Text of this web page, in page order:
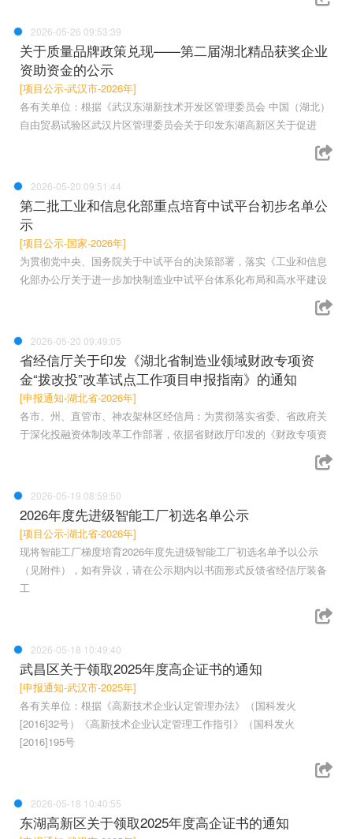
2026-05-26 09:53:39
关于质量品牌政策兑现——第二届湖北精品获奖企业
资助资金的公示
[项目公示-武汉市-2026年]
各有关单位：根据《武汉东湖新技术开发区管理委员会 中国（湖北）
自由贸易试验区武汉片区管理委员会关于印发东湖高新区关于促进
2026-05-20 09:51:44
第二批工业和信息化部重点培育中试平台初步名单公
示
[项目公示-国家-2026年]
为贯彻党中央、国务院关于中试平台的决策部署，落实《工业和信息
化部办公厅关于进一步加快制造业中试平台体系化布局和高水平建设
2026-05-20 09:49:05
省经信厅关于印发《湖北省制造业领域财政专项资
金“拨改投”改革试点工作项目申报指南》的通知
[申报通知-湖北省-2026年]
各市、州、直管市、神农架林区经信局：为贯彻落实省委、省政府关
于深化投融资体制改革工作部署，依据省财政厅印发的《财政专项资
2026-05-19 08:59:50
2026年度先进级智能工厂初选名单公示
[项目公示-湖北省-2026年]
现将智能工厂梯度培育2026年度先进级智能工厂初选名单予以公示
（见附件），如有异议，请在公示期内以书面形式反馈省经信厅装备
工
2026-05-18 10:49:40
武昌区关于领取2025年度高企证书的通知
[申报通知-武汉市-2025年]
各有关单位：根据《高新技术企业认定管理办法》（国科发火
[2016]32号）《高新技术企业认定管理工作指引》（国科发火
[2016]195号
2026-05-18 10:40:55
东湖高新区关于领取2025年度高企证书的通知